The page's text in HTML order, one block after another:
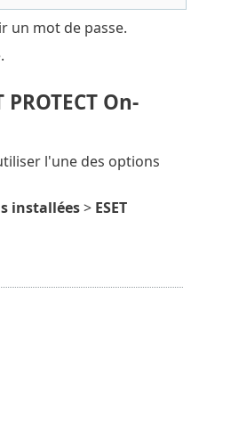
un mot de passe.
On-
l'une des options
installées> ESET